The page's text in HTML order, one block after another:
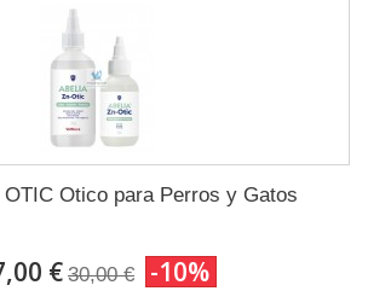
OTIC Otico para Perros y Gatos
€ 30,00 € -10%